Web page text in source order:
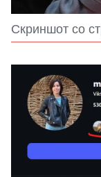
Скриншот со